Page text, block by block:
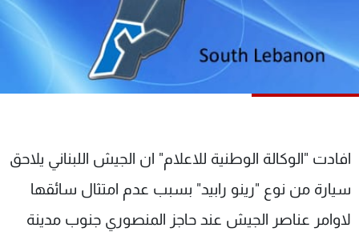
افادت "الوكالة الوطنية للاعلام" ان الجيش اللبناني يلاحق
سيارة من نوع "رينو رابيد" بسبب عدم امتثال سائقها
لاوامر عناصر الجيش عند حاجز المنصوري جنوب مدينة
جدول البرامج
عن MTV
لاعلاناتكم
وظائف
شروط الإسـتخدام